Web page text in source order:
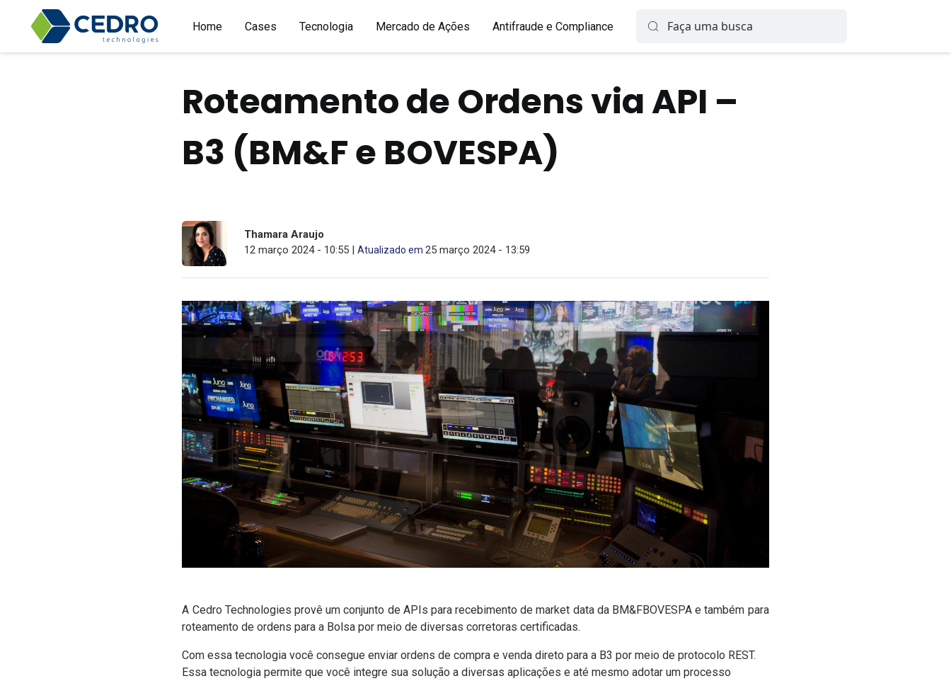
Home Cases Tecnologia Mercado de Ações Antifraude e Compliance
Roteamento de Ordens via API –
B3 (BM&F e BOVESPA)
Thamara Araujo
12 março 2024 - 10:55 |Atualizado em25 março 2024 - 13:59
A Cedro Technologies provê um conjunto de APIs para recebimento demarket datada BM&FBOVESPA e também para
roteamento de ordens para a Bolsa por meio de diversas corretoras certificadas.
Com essa tecnologia você consegue enviar ordens de compra e venda direto para a B3 por meio de protocolo REST.
Essatecnologiapermite que você integre sua solução a diversas aplicações e até mesmo adotar um processo